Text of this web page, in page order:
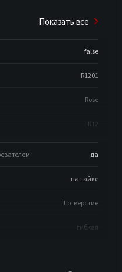
Показать все
false
R1201
Rose
R12
да
на гайке
1 отверстие
гибкая